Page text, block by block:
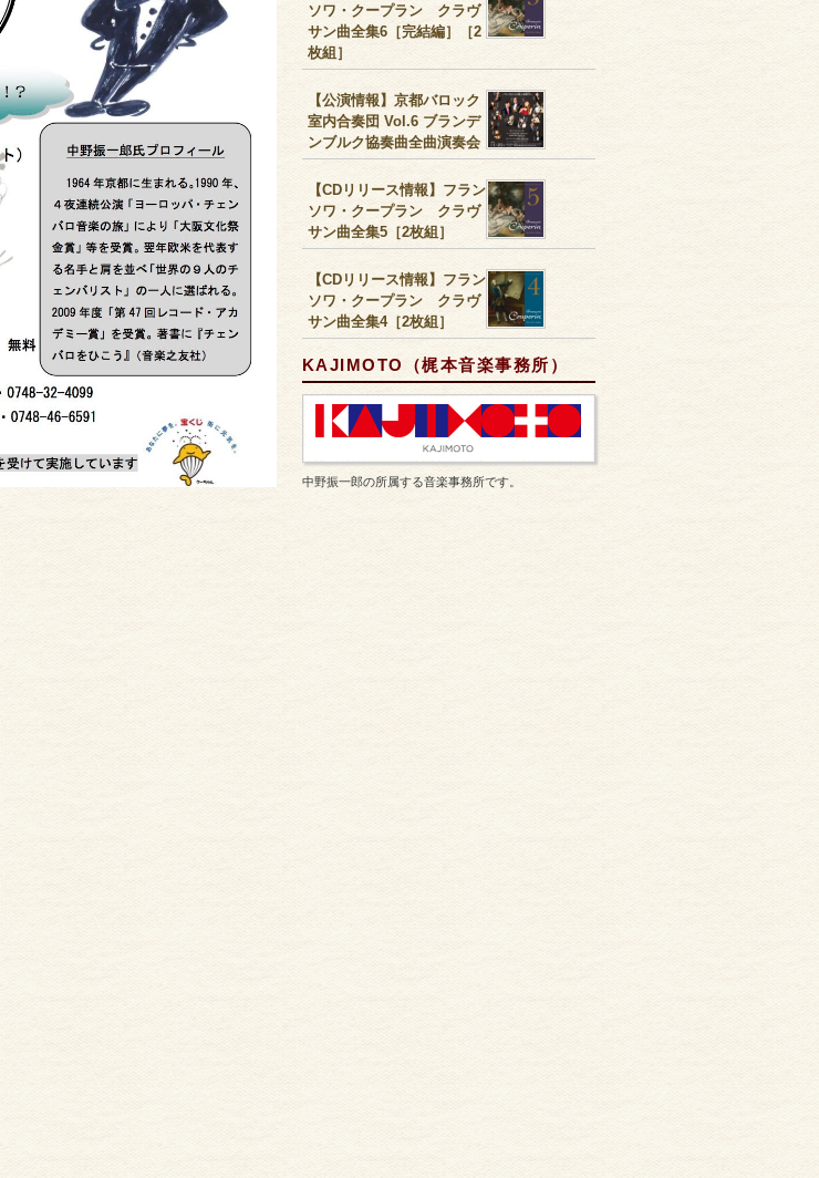
ソワ・クープラン クラヴ
サン曲全集6［完結編］［2
枚組］
【公演情報】京都バロック
室内合奏団 Vol.6 ブランデ
ンブルク協奏曲全曲演奏会
【CDリリース情報】フラン
ソワ・クープラン クラヴ
サン曲全集5［2枚組］
【CDリリース情報】フラン
ソワ・クープラン クラヴ
サン曲全集4［2枚組］
KAJIMOTO（梶本音楽事務所）
中野振一郎の所属する音楽事務所です。